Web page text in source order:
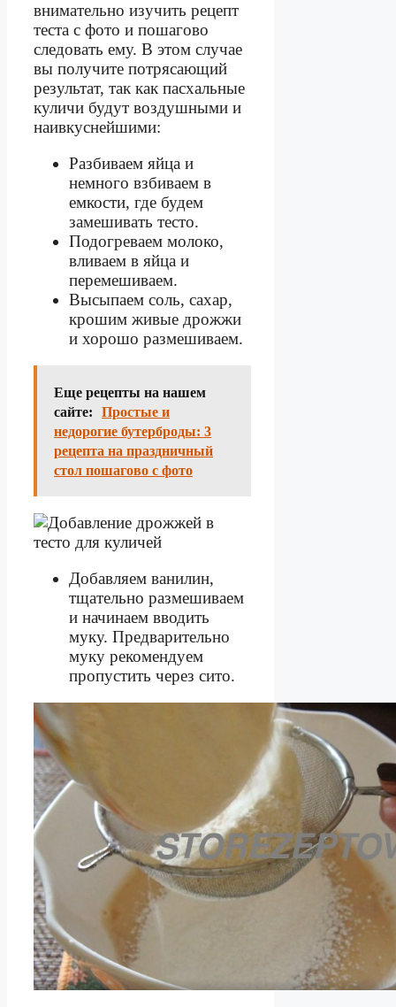
внимательно изучить рецепт
теста с фото и пошагово
следовать ему. В этом случае
вы получите потрясающий
результат, так как пасхальные
куличи будут воздушными и
наивкуснейшими:
Разбиваем яйца и
немного взбиваем в
емкости, где будем
замешивать тесто.
Подогреваем молоко,
вливаем в яйца и
перемешиваем.
Высыпаем соль, сахар,
крошим живые дрожжи
и хорошо размешиваем.
Еще рецепты на нашем
сайте:
Простые и
недорогие бутерброды: 3
рецепта на праздничный
стол пошагово с фото
Добавляем ванилин,
тщательно размешиваем
и начинаем вводить
муку. Предварительно
муку рекомендуем
пропустить через сито.